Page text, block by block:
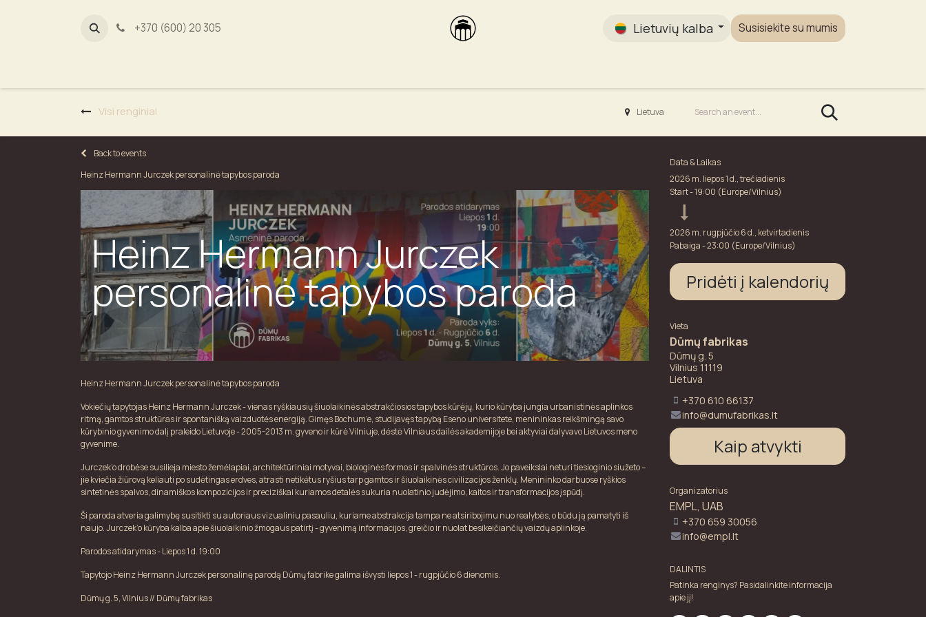
+370 (600) 20 305 Lietuvių kalba Susisiekite su mumis
Visi renginiai Lietuva
Back to events
Heinz Hermann Jurczek personalinė tapybos paroda
Heinz Hermann Jurczek
personalinė tapybos paroda
Heinz Hermann Jurczek personalinė tapybos paroda
Vokiečių tapytojas Heinz Hermann Jurczek - vienas ryškiausių šiuolaikinės abstrakčiosios tapybos kūrėjų, kurio kūryba jungia urbanistinės aplinkos
ritmą, gamtos struktūras ir spontanišką vaizduotės energiją. Gimęs Bochum’e, studijavęs tapybą Eseno universitete, menininkas reikšmingą savo
kūrybinio gyvenimo dalį praleido Lietuvoje - 2005-2013 m. gyveno ir kūrė Vilniuje, dėstė Vilniaus dailės akademijoje bei aktyviai dalyvavo Lietuvos meno
gyvenime.
Jurczek’o drobėse susilieja miesto žemėlapiai, architektūriniai motyvai, biologinės formos ir spalvinės struktūros. Jo paveikslai neturi tiesioginio siužeto –
jie kviečia žiūrovą keliauti po sudėtingas erdves, atrasti netikėtus ryšius tarp gamtos ir šiuolaikinės civilizacijos ženklų. Menininko darbuose ryškios
sintetinės spalvos, dinamiškos kompozicijos ir preciziškai kuriamos detalės sukuria nuolatinio judėjimo, kaitos ir transformacijos įspūdį.
Ši paroda atveria galimybę susitikti su autoriaus vizualiniu pasauliu, kuriame abstrakcija tampa ne atsiribojimu nuo realybės, o būdu ją pamatyti iš
naujo. Jurczek’o kūryba kalba apie šiuolaikinio žmogaus patirtį - gyvenimą informacijos, greičio ir nuolat besikeičiančių vaizdų aplinkoje.
Parodos atidarymas - Liepos 1 d. 19:00
Tapytojo Heinz Hermann Jurczek personalinę parodą Dūmų fabrike galima išvysti liepos 1 - rugpjūčio 6 dienomis.
Dūmų g. 5, Vilnius // Dūmų fabrikas
Data & Laikas
2026 m. liepos 1 d., trečiadienis
Start -19:00 (Europe/Vilnius)
2026 m. rugpjūčio 6 d., ketvirtadienis
Pabaiga -23:00 (Europe/Vilnius)
Pridėti į kalendorių
Vieta
Dūmų fabrikas
Dūmų g. 5
Vilnius 11119
Lietuva
+370 610 66137
info@dumufabrikas.lt
Kaip atvykti
Organizatorius
EMPL, UAB
+370 659 30056
info@empl.lt
DALINTIS
Patinka renginys? Pasidalinkite informacija
apie jį!